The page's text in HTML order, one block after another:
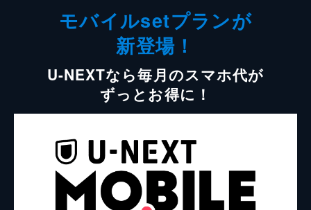
モバイルsetプランが
新登場！
U-NEXTなら毎月のスマホ代が
ずっとお得に！